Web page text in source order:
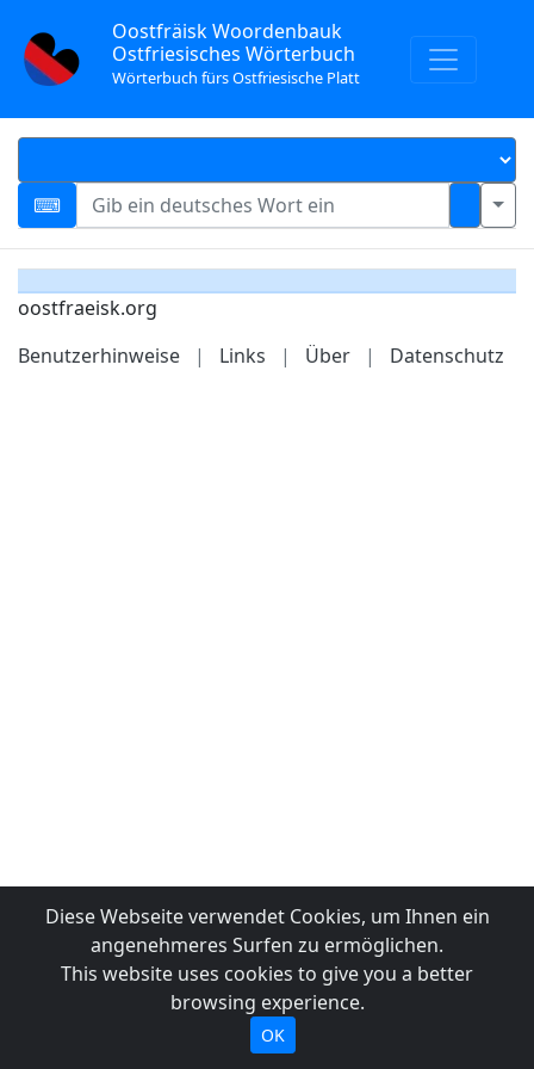
Oostfräisk Woordenbauk
Ostfriesisches Wörterbuch
Wörterbuch fürs Ostfriesische Platt
oostfraeisk.org
Benutzerhinweise
| Links | Über | Datenschutz
Diese Webseite verwendet Cookies, um Ihnen ein
angenehmeres Surfen zu ermöglichen.
This website uses cookies to give you a better
browsing experience.
OK